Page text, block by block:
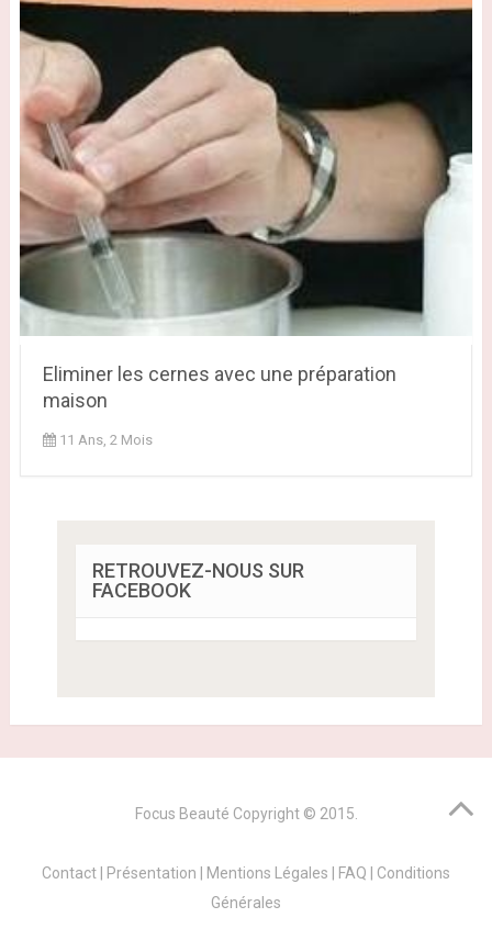
Eliminer les cernes avec une préparation
maison
11 Ans, 2 Mois
RETROUVEZ-NOUS SUR
FACEBOOK
Focus Beauté Copyright © 2015.
Contact Présentation Mentions Légales FAQ
Conditions
Générales